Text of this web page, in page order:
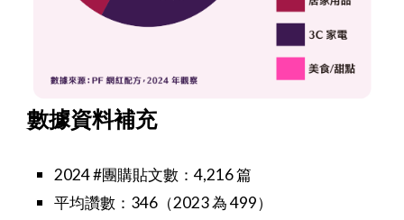
數據資料補充
2024 #團購貼文數：4,216 篇
平均讚數：346（2023 為 499）